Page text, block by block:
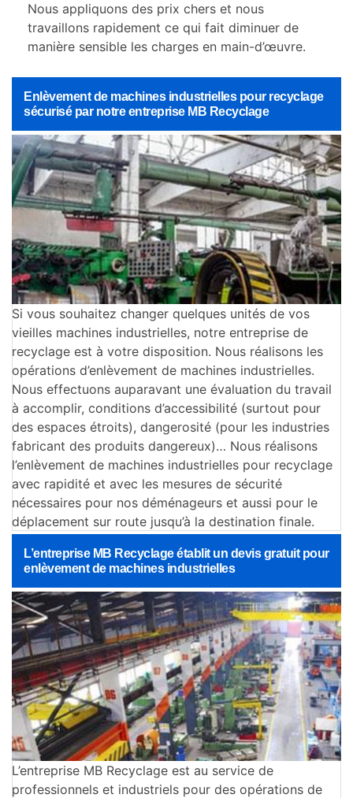
Enlèvement de machines industrielles pour recyclage
sécurisé par notre entreprise MB Recyclage
Si vous souhaitez changer quelques unités de vos
vieilles machines industrielles, notre entreprise de
recyclage est à votre disposition. Nous réalisons les
opérations d’enlèvement de machines industrielles.
Nous effectuons auparavant une évaluation du travail
à accomplir, conditions d’accessibilité (surtout pour
des espaces étroits), dangerosité (pour les industries
fabricant des produits dangereux)… Nous réalisons
l’enlèvement de machines industrielles pour recyclage
avec rapidité et avec les mesures de sécurité
nécessaires pour nos déménageurs et aussi pour le
déplacement sur route jusqu’à la destination finale.
L’entreprise MB Recyclage établit un devis gratuit pour
enlèvement de machines industrielles
L’entreprise MB Recyclage est au service de
professionnels et industriels pour des opérations de
Nous appliquons des prix chers et nous
travaillons rapidement ce qui fait diminuer de
manière sensible les charges en main-d’œuvre.